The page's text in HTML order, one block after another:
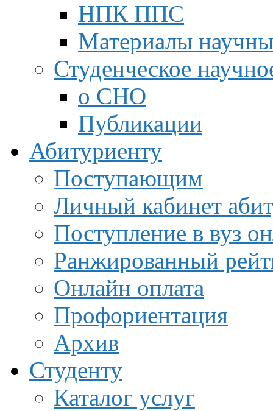
НПК ППС
Материалы
Студенческое
о СНО
Публикации
Абитуриенту
Поступающим
Личный кабинет
Поступление в вуз
Ранжированный
Онлайн оплата
Профориентация
Архив
Студенту
Каталог услуг